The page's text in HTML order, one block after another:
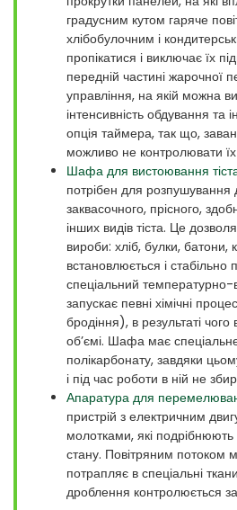
градусним кутом гаряче
хлібобулочним і
пропікатися і виключає їх
передній частині жарочної
управління, на якій можна
інтенсивність обдування та
опція таймера, так що,
можливо не контролювати
Шафа для вистоювання
потрібен для розпушування
заквасочного, прісного,
інших видів тіста. Це
вироби: хліб, булки, батони,
встановлюється і стабільно
спеціальний
запускає певні хімічні
бродіння), в результаті
об’ємі. Шафа має
полікарбонату, завдяки
і під час роботи в ній не
Апаратура для
пристрій з електричним
молотками, які
стану. Повітряним потоком
потрапляє в спеціальні
дроблення контролюється